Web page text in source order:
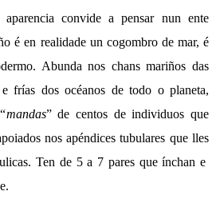
convide a pensar nun ente
é en realidade un cogombro de mar, é
Abunda nos chans mariños das
frías dos océanos de todo o planeta,
mandas” de centos de individuos que
nos apéndices tubulares que lles
Ten de 5 a 7 pares que ínchan e